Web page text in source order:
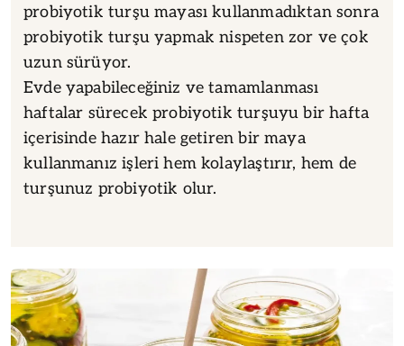
probiyotik turşu mayası kullanmadıktan sonra
probiyotik turşu yapmak nispeten zor ve çok
uzun sürüyor.
Evde yapabileceğiniz ve tamamlanması
haftalar sürecek probiyotik turşuyu bir hafta
içerisinde hazır hale getiren bir maya
kullanmanız işleri hem kolaylaştırır, hem de
turşunuz probiyotik olur.